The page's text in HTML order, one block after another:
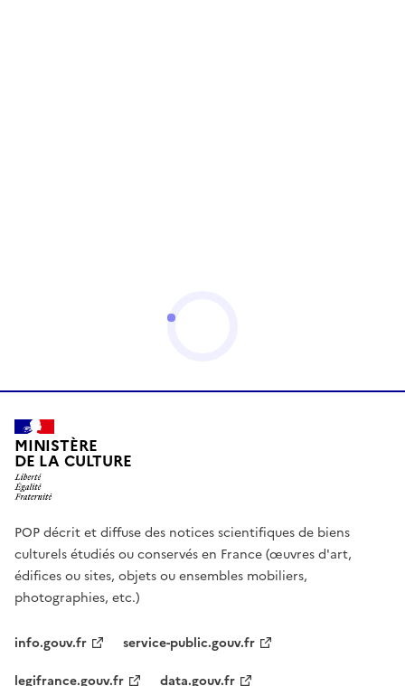
MINISTÈRE
DE LA CULTURE
POP décrit et diffuse des notices scientifiques de biens
culturels étudiés ou conservés en France (œuvres d'art,
édifices ou sites, objets ou ensembles mobiliers,
photographies, etc.)
info.gouv.fr
service-public.gouv.fr
legifrance.gouv.fr
data.gouv.fr